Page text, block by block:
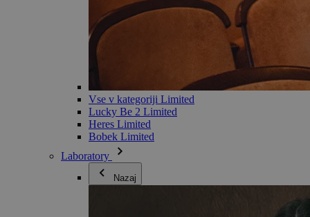
Vse v kategoriji Limited
Lucky Be 2 Limited
Heres Limited
Bobek Limited
Laboratory
Nazaj